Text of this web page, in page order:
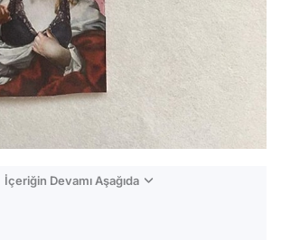
İçeriğin Devamı Aşağıda